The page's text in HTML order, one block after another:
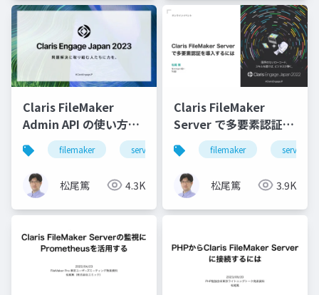
Claris FileMaker
Admin API の使い方と
最新情報filemaker server api
松尾篤 4.3K
Claris FileMaker
Server で多要素認証を
導入するには
filemaker server
松尾篤 3.9K